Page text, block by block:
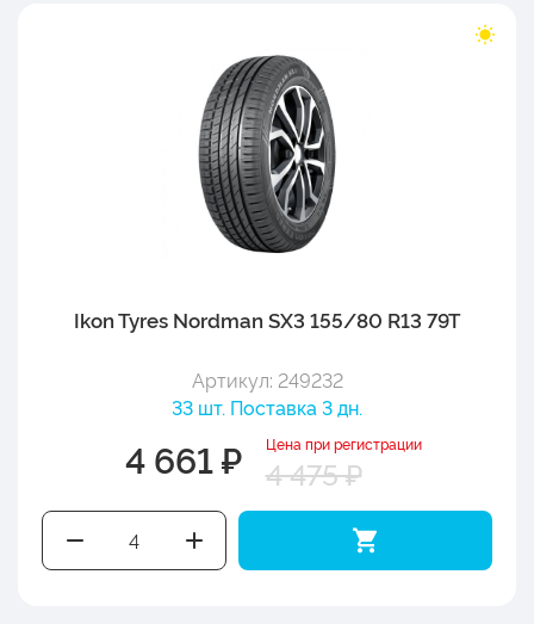
Ikon Tyres Nordman SX3 155/80 R13 79T
Артикул: 249232
33 шт. Поставка 3 дн.
4 661 ₽ Цена при регистрации
4 475 ₽